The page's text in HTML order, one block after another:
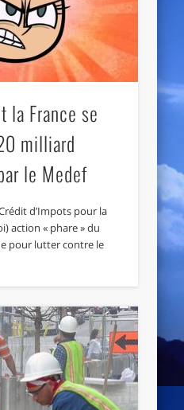
la France se
milliard
le Medef
d’Impots pour la
action « phare » du
pour lutter contre le